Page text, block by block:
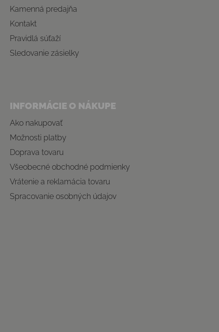
Kamenná predajňa
Kontakt
Pravidlá súťaží
Sledovanie zásielky
INFORMÁCIE O NÁKUPE
Ako nakupovať
Možnosti platby
Doprava tovaru
Všeobecné obchodné podmienky
Vrátenie a reklamácia tovaru
Spracovanie osobných údajov